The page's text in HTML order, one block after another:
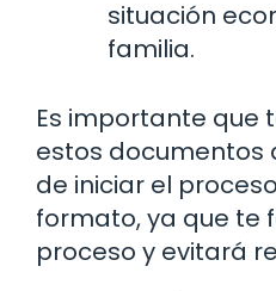
situación
familia.
Es importante que
estos documentos
de iniciar el
formato, ya que te
proceso y evitará